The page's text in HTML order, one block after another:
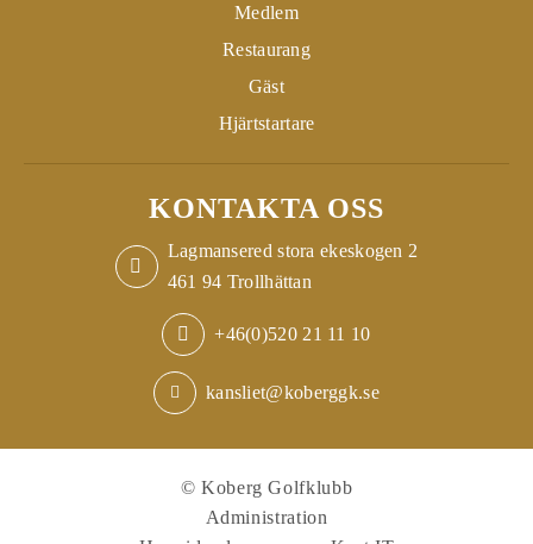
Medlem
Restaurang
Gäst
Hjärtstartare
KONTAKTA OSS
Lagmansered stora ekeskogen 2
461 94 Trollhättan
+46(0)520 21 11 10
kansliet@koberggk.se
© Koberg Golfklubb
Administration